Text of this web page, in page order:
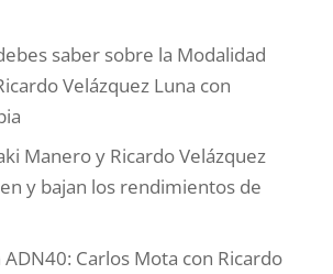
saber sobre la Modalidad
Velázquez Luna con
Manero y Ricardo Velázquez
y bajan los rendimientos de
Carlos Mota con Ricardo